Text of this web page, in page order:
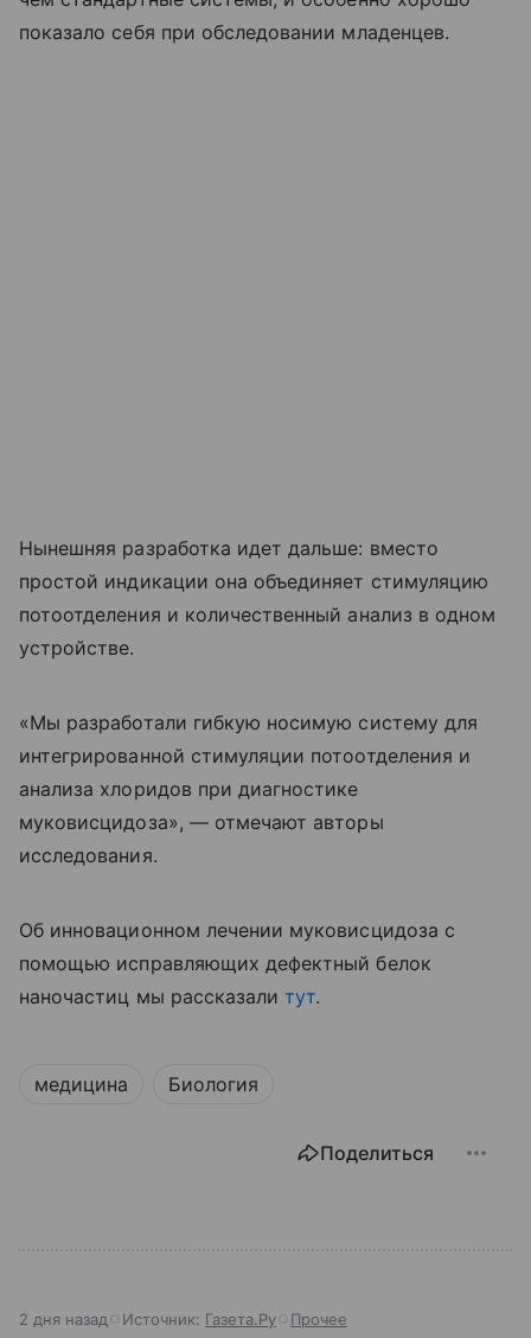
показало себя при обследовании младенцев.
Нынешняя разработка идет дальше: вместо
простой индикации она объединяет стимуляцию
потоотделения и количественный анализ в одном
устройстве.
«Мы разработали гибкую носимую систему для
интегрированной стимуляции потоотделения и
анализа хлоридов при диагностике
муковисцидоза», — отмечают авторы
исследования.
Об инновационном лечении муковисцидоза с
помощью исправляющих дефектный белок
наночастиц мы рассказалитут.
медицина Биология
Поделиться
2 дня назад Источник: Газета.Ру Прочее